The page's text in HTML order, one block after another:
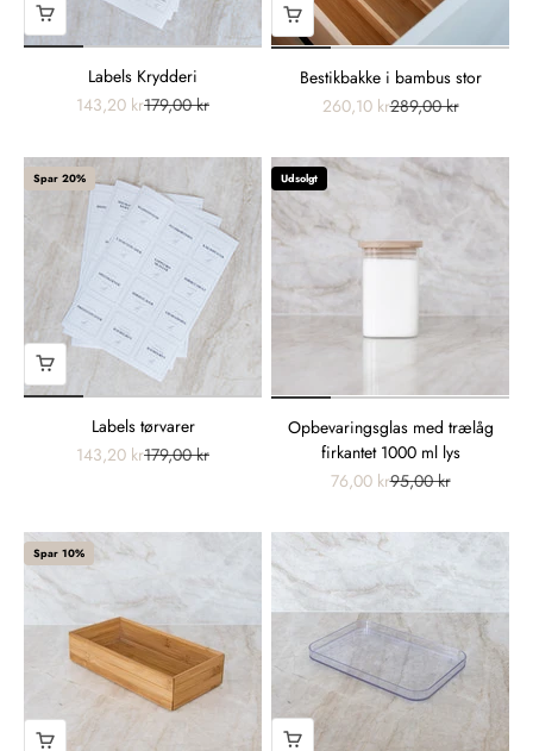
Labels Krydderi
143,20 kr179,00 kr
Bestikbakke i bambus stor
260,10 kr289,00 kr
Spar 20%
Labels tørvarer
143,20 kr179,00 kr
Udsolgt
Opbevaringsglas med trælåg
firkantet 1000 ml lys
76,00 kr95,00 kr
Spar 10%